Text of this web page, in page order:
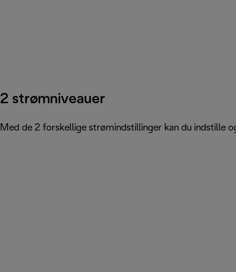
2 strømniveauer
Med de 2 forskellige strømindstillinger kan du indstille